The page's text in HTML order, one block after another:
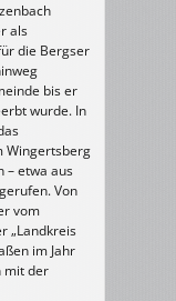
als
die Bergser
bis er
wurde. In
Wingertsberg
– etwa aus
Von
vom
„Landkreis
im Jahr
mit der